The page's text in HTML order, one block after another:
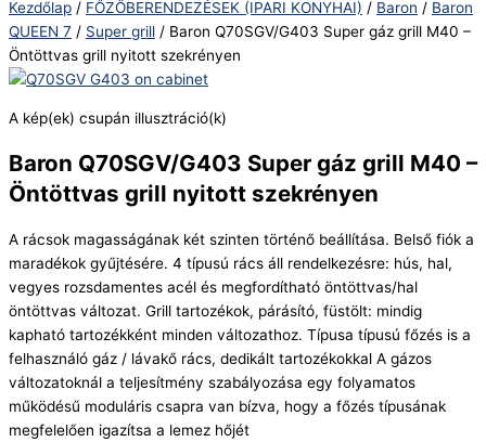
Kezdőlap / FŐZŐBERENDEZÉSEK (IPARI KONYHAI) / Baron / Baron
QUEEN 7 / Super grill / Baron Q70SGV/G403 Super gáz grill M40 –
Öntöttvas grill nyitott szekrényen
A kép(ek) csupán illusztráció(k)
Baron Q70SGV/G403 Super gáz grill M40 –
Öntöttvas grill nyitott szekrényen
A rácsok magasságának két szinten történő beállítása. Belső fiók a
maradékok gyűjtésére. 4 típusú rács áll rendelkezésre: hús, hal,
vegyes rozsdamentes acél és megfordítható öntöttvas/hal
öntöttvas változat. Grill tartozékok, párásító, füstölt: mindig
kapható tartozékként minden változathoz. Típusa típusú főzés is a
felhasználó gáz / lávakő rács, dedikált tartozékokkal A gázos
változatoknál a teljesítmény szabályozása egy folyamatos
működésű moduláris csapra van bízva, hogy a főzés típusának
megfelelően igazítsa a lemez hőjét
szekrényen
mennyiség